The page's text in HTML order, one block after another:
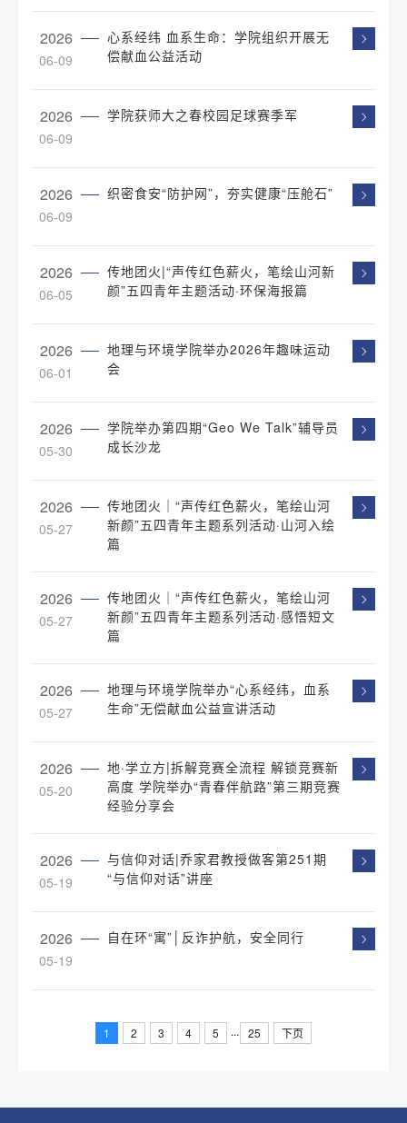
2026
06-09
心系经纬 血系生命：学院组织开展无
偿献血公益活动
2026
06-09
学院获师大之春校园足球赛季军
2026
06-09
织密食安“防护网”，夯实健康“压舱石”
2026
06-05
传地团火|“声传红色薪火，笔绘山河新
颜”五四青年主题活动·环保海报篇
2026
06-01
地理与环境学院举办2026年趣味运动
会
2026
05-30
学院举办第四期“Geo We Talk”辅导员
成长沙龙
2026
05-27
传地团火｜“声传红色薪火，笔绘山河
新颜”五四青年主题系列活动·山河入绘
篇
2026
05-27
传地团火｜“声传红色薪火，笔绘山河
新颜”五四青年主题系列活动·感悟短文
篇
2026
05-27
地理与环境学院举办“心系经纬，血系
生命”无偿献血公益宣讲活动
2026
05-20
地·学立方|拆解竞赛全流程 解锁竞赛新
高度 学院举办“青春伴航路”第三期竞赛
经验分享会
2026
05-19
与信仰对话|乔家君教授做客第251期
“与信仰对话”讲座
2026
05-19
自在环“寓”│反诈护航，安全同行
1 2 3 4 5 ... 25 下页